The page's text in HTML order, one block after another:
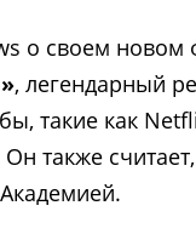
о своем
, легендарный
такие как
также